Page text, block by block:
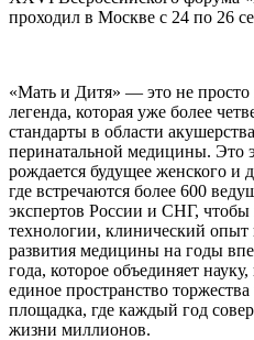
проходил в Москве с 24 по 26
«Мать и Дитя» — это не
легенда, которая уже более
стандарты в области
перинатальной медицины. Это
рождается будущее женского и
где встречаются более 600
экспертов России и СНГ, чтобы
технологии, клинический опыт
развития медицины на годы
года, которое объединяет
единое пространство
площадка, где каждый год
жизни миллионов.